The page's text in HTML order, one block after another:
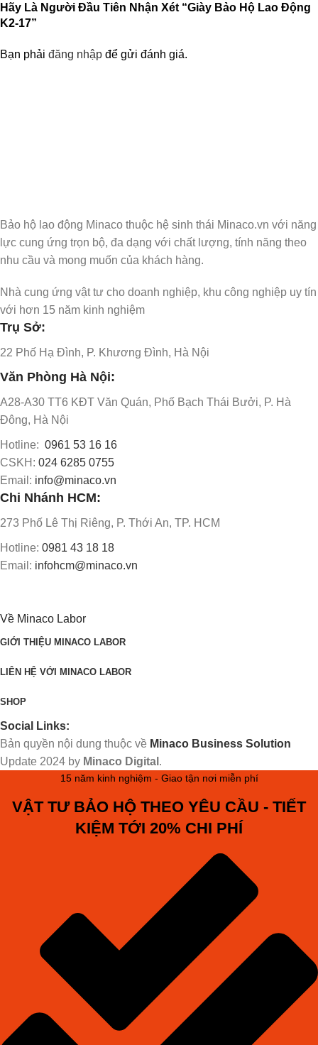
Hãy Là Người Đầu Tiên Nhận Xét “Giày Bảo Hộ Lao Động
K2-17”
Bạn phải đăng nhập để gửi đánh giá.
Bảo hộ lao động Minaco thuộc hệ sinh thái Minaco.vn với năng
lực cung ứng trọn bộ, đa dạng với chất lượng, tính năng theo
nhu cầu và mong muốn của khách hàng.
Nhà cung ứng vật tư cho doanh nghiệp, khu công nghiệp uy tín
với hơn 15 năm kinh nghiệm
Trụ Sở:
22 Phố Hạ Đình, P. Khương Đình, Hà Nội
Văn Phòng Hà Nội:
A28-A30 TT6 KĐT Văn Quán, Phố Bạch Thái Bưởi, P. Hà
Đông, Hà Nội
Hotline: 0961 53 16 16
CSKH: 024 6285 0755
Email: info@minaco.vn
Chi Nhánh HCM:
273 Phố Lê Thị Riêng, P. Thới An, TP. HCM
Hotline: 0981 43 18 18
Email: infohcm@minaco.vn
Về Minaco Labor
GIỚI THIỆU MINACO LABOR
LIÊN HỆ VỚI MINACO LABOR
SHOP
Social Links:
Bản quyền nội dung thuộc về Minaco Business Solution
Update 2024 by Minaco Digital .
15 năm kinh nghiệm - Giao tận nơi miễn phí
VẬT TƯ BẢO HỘ THEO YÊU CẦU - TIẾT
KIỆM TỚI 20% CHI PHÍ